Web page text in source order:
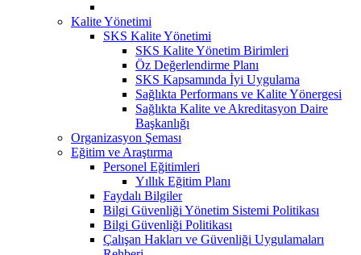
Kalite Yönetimi
SKS Kalite Yönetimi
SKS Kalite Yönetim Birimleri
Öz Değerlendirme Planı
SKS Kapsamında İyi Uygulama
Sağlıkta Performans ve Kalite Yönergesi
Sağlıkta Kalite ve Akreditasyon Daire
Başkanlığı
Organizasyon Şeması
Eğitim ve Araştırma
Personel Eğitimleri
Yıllık Eğitim Planı
Faydalı Bilgiler
Bilgi Güvenliği Yönetim Sistemi Politikası
Bilgi Güvenliği Politikası
Çalışan Hakları ve Güvenliği Uygulamaları